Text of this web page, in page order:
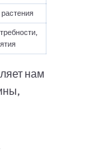
нам